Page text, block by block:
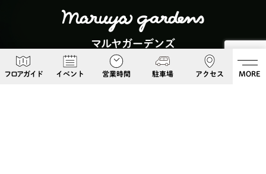
フロアガイド イベント 営業時間 駐車場 アクセス MORE
マルヤガーデンズ
〒892-0826 鹿児島県鹿児島市呉服町６−５